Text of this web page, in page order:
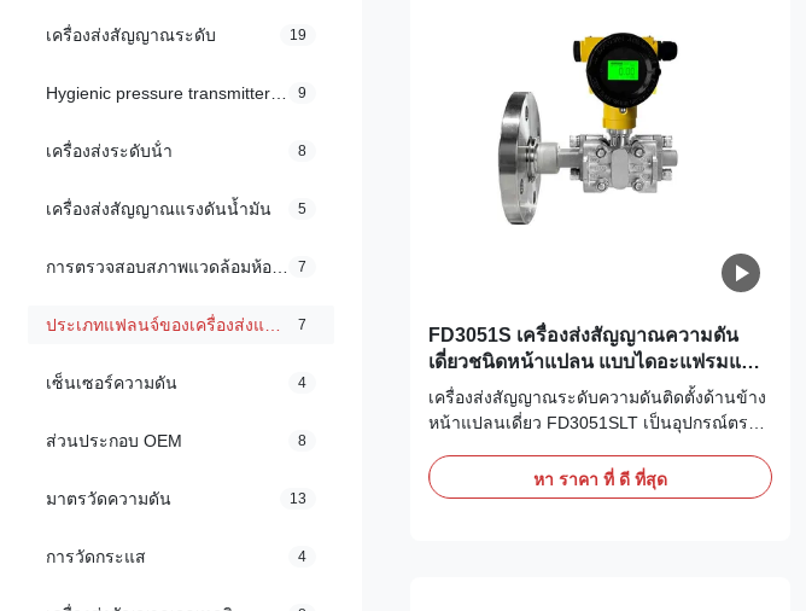
เครื่องส่งสัญญาณระดับ 19
9
เครื่องส่งระดับน้ํา 8
เครื่องส่งสัญญาณแรงดันน้ำมัน 5
7
7
เซ็นเซอร์ความดัน 4
ส่วนประกอบ OEM 8
มาตรวัดความดัน 13
การวัดกระแส 4
FD3051S เครื่องส่งสัญญาณความดัน
เดี่ยวชนิดหน้าแปลน แบบไดอะแฟรมแบน
/ ชนิดกระบอกเสียบอัจฉริยะ
เครื่องส่งสัญญาณระดับความดันติดตั้งด้านข้าง
หน้าแปลนเดี่ยว FD3051SLT เป็นอุปกรณ์ตรวจ
อุตสาหกรรมน้ำมันและก๊าซ
หา ราคา ที่ ดี ที่สุด